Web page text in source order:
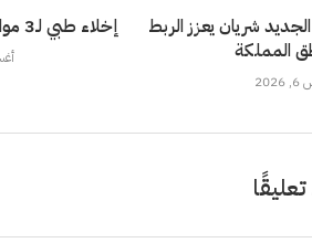
إخلاء طبي لـ3 مواطنين من مصر إلى المملكة
شريان يعزز الربط
المملكة